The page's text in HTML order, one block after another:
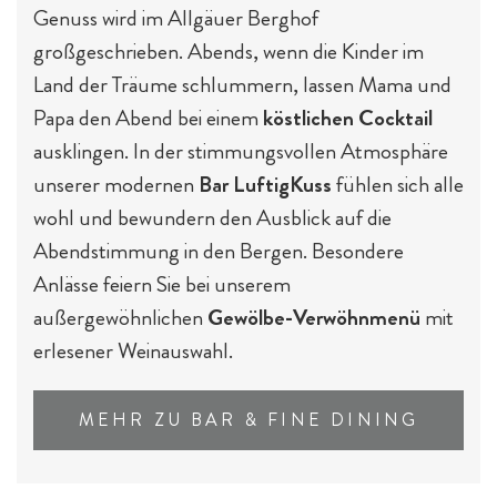
Genuss wird im Allgäuer Berghof
großgeschrieben. Abends, wenn die Kinder im
Land der Träume schlummern, lassen Mama und
Papa den Abend bei einem köstlichen Cocktail
ausklingen. In der stimmungsvollen Atmosphäre
unserer modernen Bar LuftigKussfühlen sich alle
wohl und bewundern den Ausblick auf die
Abendstimmung in den Bergen. Besondere
Anlässe feiern Sie bei unserem
außergewöhnlichen Gewölbe-Verwöhnmenü mit
erlesener Weinauswahl.
MEHR ZU BAR & FINE DINING